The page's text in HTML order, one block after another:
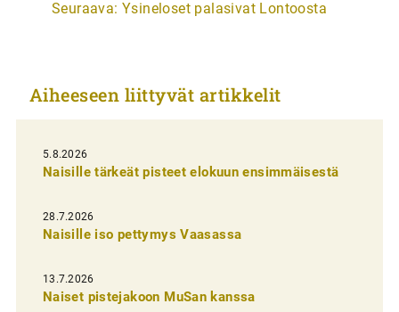
t
k
e
l
i
e
n
e
Seuraava: Ysineloset palasivat Lontoosta
Aiheeseen liittyvät artikkelit
5.8.2026
Naisille tärkeät pisteet elokuun ensimmäisestä
28.7.2026
Naisille iso pettymys Vaasassa
13.7.2026
Naiset pistejakoon MuSan kanssa